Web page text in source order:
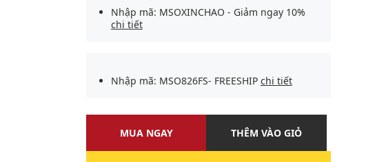
Nhập mã: MSOXINCHAO - Giảm ngay 10%
chi tiết
Nhập mã: MSO826FS- FREESHIP chi tiết
MUA NGAY THÊM VÀO GIỎ